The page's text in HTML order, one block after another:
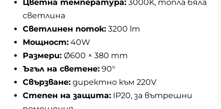
Цветна температура: 3000K, топла бяла
светлина
Светлинен поток: 3200 lm
Мощност: 40W
Размери: Ø600 × 380 mm
Ъгъл на светене: 90°
Свързване: директно към 220V
Степен на защита: IP20, за вътрешни